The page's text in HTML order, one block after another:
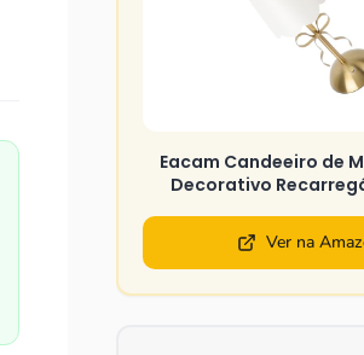
Eacam Candeeiro de
Decorativo
Ver na